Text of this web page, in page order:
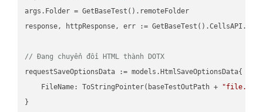
args.Folder = GetBaseTest().remoteFolder
response, httpResponse, err :=
// Đang chuyển đổi HTML thành DOTX
requestSaveOptionsData := models.HtmlSaveOptionsData{
    FileName: ToStringPointer(baseTestOutPath +
}